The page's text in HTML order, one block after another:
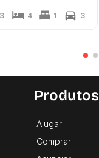
3 4 1 3
Produtos
Alugar
Comprar